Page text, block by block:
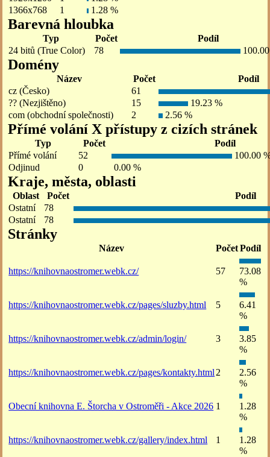
1366x768
1 1.28 %
Barevná hloubka
Typ Počet
Podíl
24 bitů (True Color)
78
Domény
Název Počet
Podíl
cz (Česko)
61
?? (Nezjištěno)
15
19.23 %
com (obchodní společnosti)
2 2.56 %
Přímé volání X přístupy z cizích stránek
Typ Počet
Podíl
Přímé volání
52
100.00
Odjinud
0 0.00 %
Kraje, města, oblasti
Oblast Počet
Podíl
Ostatní
78
Ostatní
78
Stránky
Název PočetPodíl
https://knihovnaostromer.webk.cz/ 57
73.08
%
https://knihovnaostromer.webk.cz/pages/sluzby.html 5
6.41
%
https://knihovnaostromer.webk.cz/admin/login/ 3
3.85
%
https://knihovnaostromer.webk.cz/pages/kontakty.html 2
2.56
%
Obecní knihovna E. Štorcha v Ostroměři - Akce 2026 1
1.28
%
https://knihovnaostromer.webk.cz/gallery/index.html 1
1.28
%